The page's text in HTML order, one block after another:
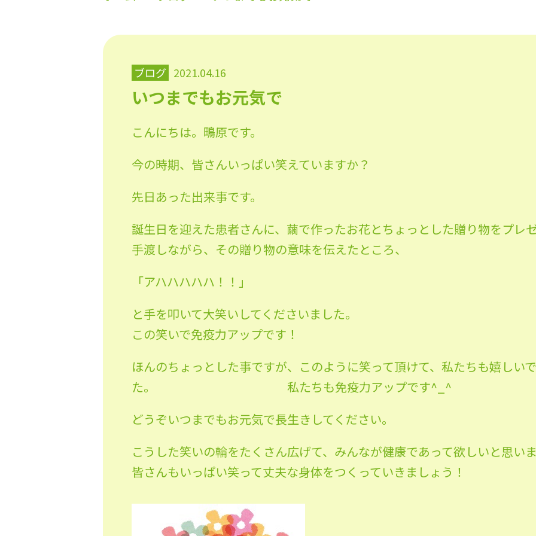
ブログ 2021.04.16
いつまでもお元気で
こんにちは。鴫原です。
今の時期、皆さんいっぱい笑えていますか？
先日あった出来事です。
誕生日を迎えた患者さんに、繭で作ったお花とちょっとした贈り物をプレ
手渡しながら、その贈り物の意味を伝えたところ、
「アハハハハハ！！」
と手を叩いて大笑いしてくださいました。
この笑いで免疫力アップです！
ほんのちょっとした事ですが、このように笑って頂けて、私たちも嬉しい
た。 私たちも免疫力アップです^_^
どうぞいつまでもお元気で長生きしてください。
こうした笑いの輪をたくさん広げて、みんなが健康であって欲しいと思いま
皆さんもいっぱい笑って丈夫な身体をつくっていきましょう！